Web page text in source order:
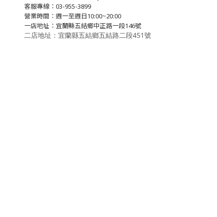
客服專線：03-955-3899
營業時間：週一至週日10:00~20:00
一店地址：宜蘭縣五結鄉中正路一段146號
二店地址：宜蘭縣五結鄉五結路二段451號